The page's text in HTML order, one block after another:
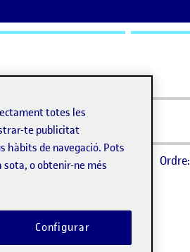
Ajuda
Ordre:
totes les
te publicitat
hàbits de navegació. Pots
o obtenir-ne més
Configurar